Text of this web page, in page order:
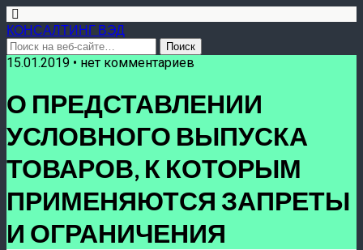
КОНСАЛТИНГ ВЭД
15.01.2019 • нет комментариев
О ПРЕДСТАВЛЕНИИ
УСЛОВНОГО ВЫПУСКА
ТОВАРОВ, К КОТОРЫМ
ПРИМЕНЯЮТСЯ ЗАПРЕТЫ
И ОГРАНИЧЕНИЯ